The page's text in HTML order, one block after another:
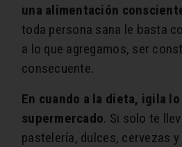
una alimentación
toda persona sana le basta
a lo que agregamos, ser
consecuente.
En cuando a la dieta, igila
supermercado. Si solo te
pastelería, dulces, cervezas